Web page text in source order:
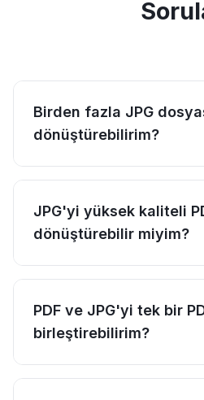
Birden fazla JPG
dönüştürebilirim?
JPG'yi yüksek kaliteli
dönüştürebilir miyim?
PDF ve JPG'yi tek bir
birleştirebilirim?